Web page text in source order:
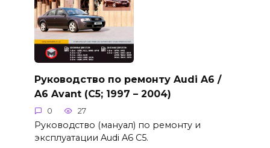
Руководство по ремонту Audi A6 /
A6 Avant (C5; 1997 – 2004)
0 27
Руководство (мануал) по ремонту и
эксплуатации Audi A6 C5.